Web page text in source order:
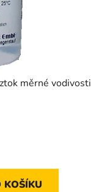
měrné vodivosti
KOŠÍKU